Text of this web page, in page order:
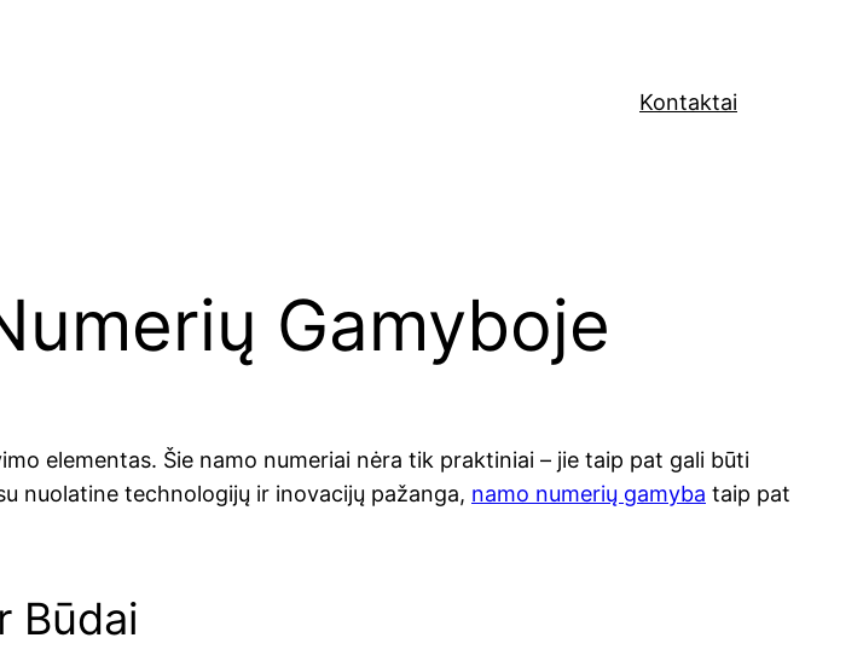
Kontaktai
Gamyboje
elementas. Šie namo numeriai nėra tik praktiniai – jie taip pat gali būti
nuolatine technologijų ir inovacijų pažanga, namo numerių gamyba taip pat
Būdai